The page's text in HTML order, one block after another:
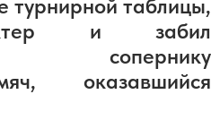
турнирной таблицы,
и забил
сопернику
оказавшийся